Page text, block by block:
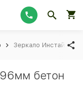
Зеркало Инстайл
бетон